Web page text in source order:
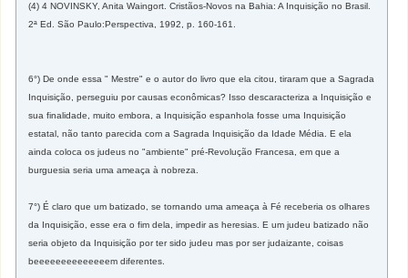
(4) 4 NOVINSKY, Anita Waingort. Cristãos-Novos na Bahia: A Inquisição no Brasil.
2ª Ed. São Paulo:Perspectiva, 1992, p. 160-161.
6°) De onde essa " Mestre" e o autor do livro que ela citou, tiraram que a Sagrada
Inquisição, perseguiu por causas econômicas? Isso descaracteriza a Inquisição e
sua finalidade, muito embora, a Inquisição espanhola fosse uma Inquisição
estatal, não tanto parecida com a Sagrada Inquisição da Idade Média. E ela
ainda coloca os judeus no "ambiente" pré-Revolução Francesa, em que a
burguesia seria uma ameaça à nobreza.
7°) É claro que um batizado, se tornando uma ameaça à Fé receberia os olhares
da Inquisição, esse era o fim dela, impedir as heresias. E um judeu batizado não
seria objeto da Inquisição por ter sido judeu mas por ser judaizante, coisas
beeeeeeeeeeeeeem diferentes.